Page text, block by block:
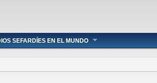
SEFARDÍES EN EL MUNDO